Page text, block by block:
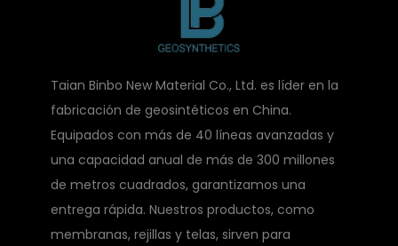
Taian Binbo New Material Co., Ltd. es líder en la
fabricación de geosintéticos en China.
Equipados con más de 40 líneas avanzadas y
una capacidad anual de más de 300 millones
de metros cuadrados, garantizamos una
entrega rápida. Nuestros productos, como
membranas, rejillas y telas, sirven para